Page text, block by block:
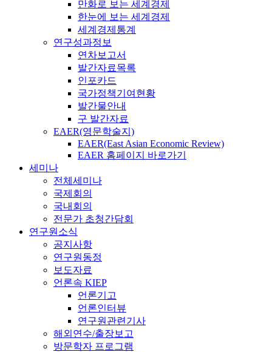
만화로 보는 세계경제
한눈에 보는 세계경제
세계경제통계
연구성과정보
연차보고서
발간자료목록
인포카드
국가정책기여현황
발간물안내
구 발간자료
EAER(영문학술지)
EAER(East Asian Economic Review)
EAER 홈페이지 바로가기
세미나
전체세미나
국제회의
국내회의
전문가 초청간담회
연구원소식
공지사항
연구원동정
보도자료
언론속 KIEP
언론기고
언론인터뷰
연구원관련기사
해외연수/출장보고
방문학자 프로그램